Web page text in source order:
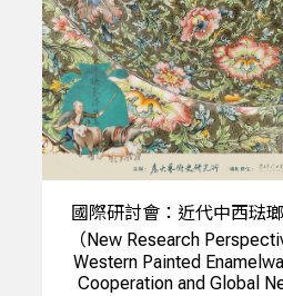
國際研討會：近代中西琺
（New Research
Western Painted
Cooperation and Global